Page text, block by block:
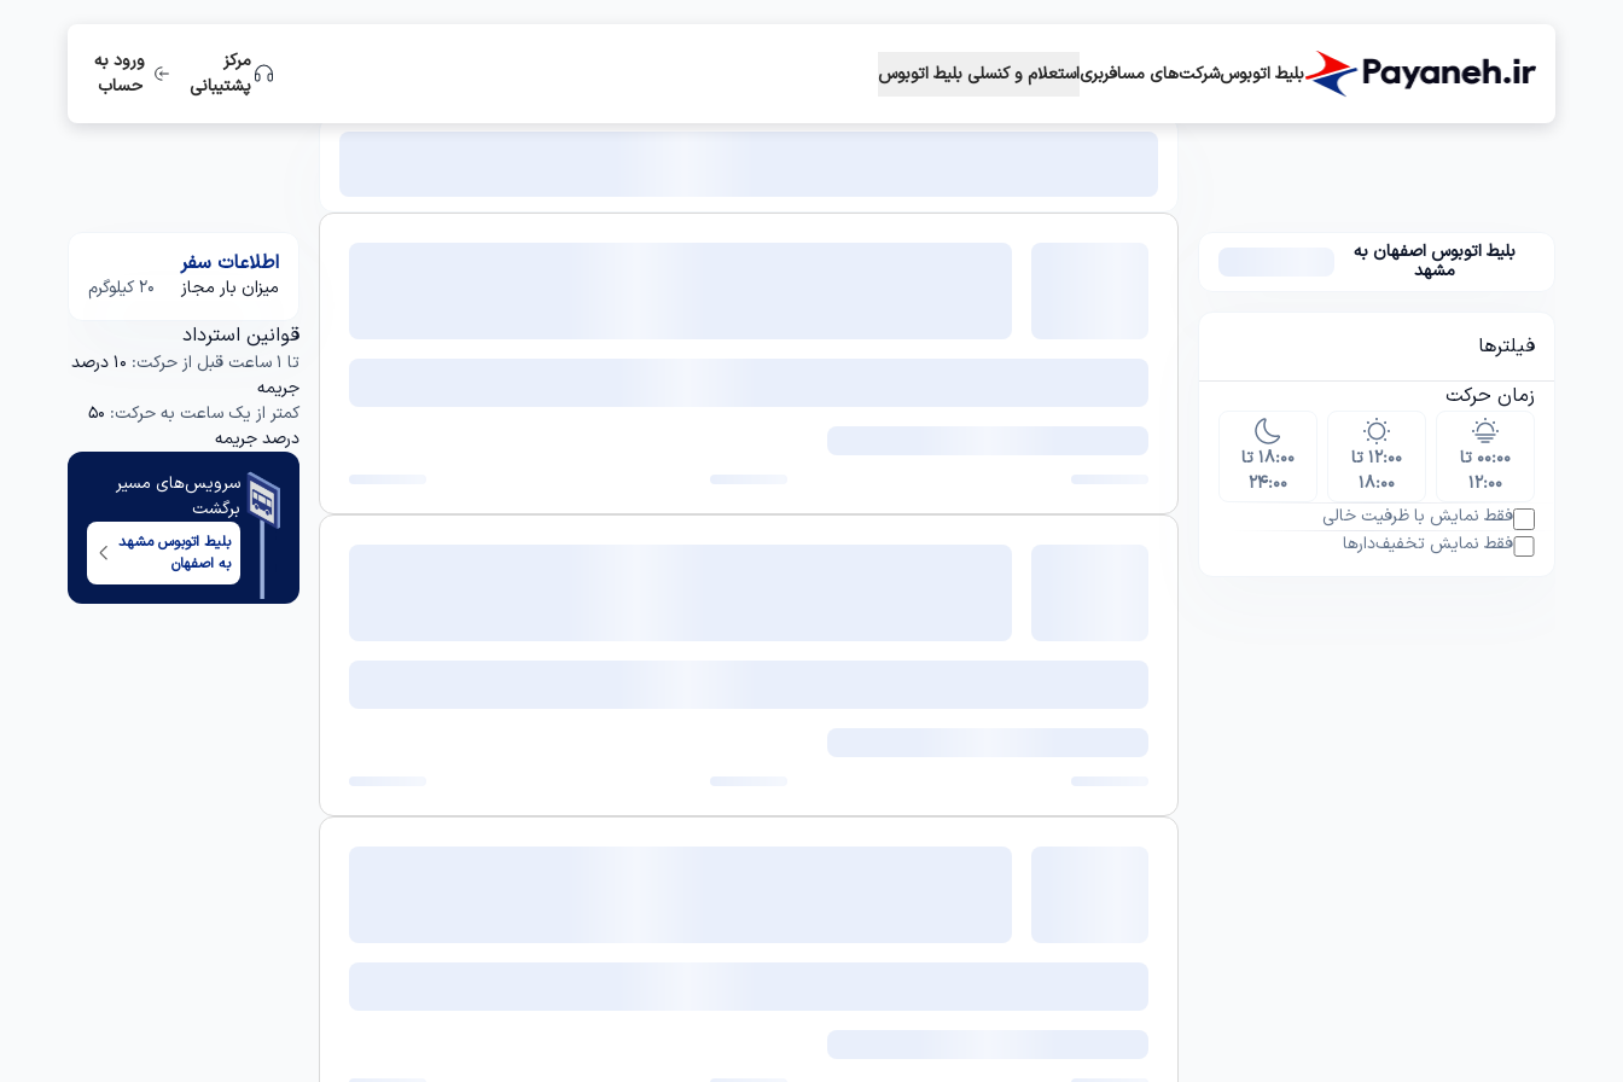
بلیط اتوبوسشرکت‌های مسافربریاستعلام و کنسلی بلیط اتوبوس
مرکز
پشتیبانی
ورود به
حساب
بلیط اتوبوس اصفهان به
مشهد
فیلترها
زمان حرکت
۰۰:۰۰ تا
۱۲:۰۰
۱۲:۰۰ تا
۱۸:۰۰
۱۸:۰۰ تا
۲۴:۰۰
فقط نمایش با ظرفیت خالی
فقط نمایش تخفیف‌دارها
اطلاعات سفر
میزان بار مجاز 20 کیلوگرم
قوانین استرداد
تا 1 ساعت قبل از حرکت:
10 درصد
جریمه
کمتر از یک ساعت به حرکت: 50
درصد جریمه
سرویس‌های مسیر
برگشت
بلیط اتوبوسمشهد
به اصفهان